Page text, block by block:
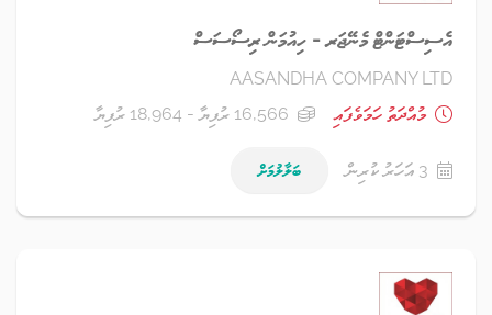
އެސިސްޓަންޓް މެނޭޖަރ - ހިއުމަން ރިސޯސަސް
AASANDHA COMPANY LTD
މުއްދަތު ހަމަވެފައި
16,566 ރުފިޔާ - 18,964 ރުފިޔާ
3 އަހަރު ކުރިން ބަލާލުމަށް